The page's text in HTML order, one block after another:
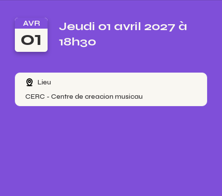
AVR
01
Jeudi 01 avril 2027 à
18h30
Lieu
CERC - Centre de creacion musicau